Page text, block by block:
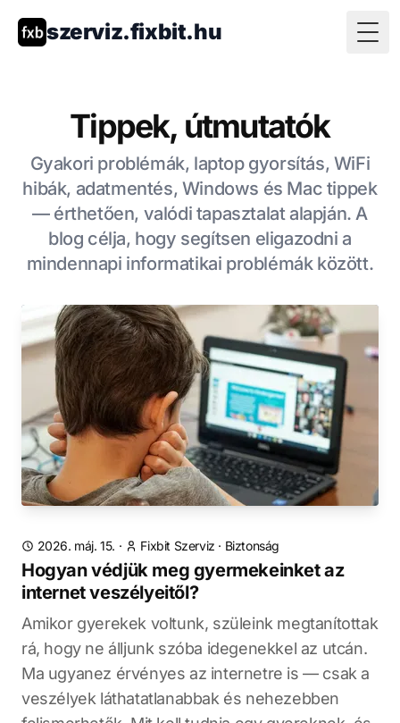
szerviz.fixbit.hu
Tippek, útmutatók
Gyakori problémák, laptop gyorsítás, WiFi
hibák, adatmentés, Windows és Mac tippek
— érthetően, valódi tapasztalat alapján. A
blog célja, hogy segítsen eligazodni a
mindennapi informatikai problémák között.
2026. máj. 15. · Fixbit Szerviz · Biztonság
Hogyan védjük meg gyermekeinket az
internet veszélyeitől?
Amikor gyerekek voltunk, szüleink megtanítottak
rá, hogy ne álljunk szóba idegenekkel az utcán.
Ma ugyanez érvényes az internetre is — csak a
veszélyek láthatatlanabbak és nehezebben